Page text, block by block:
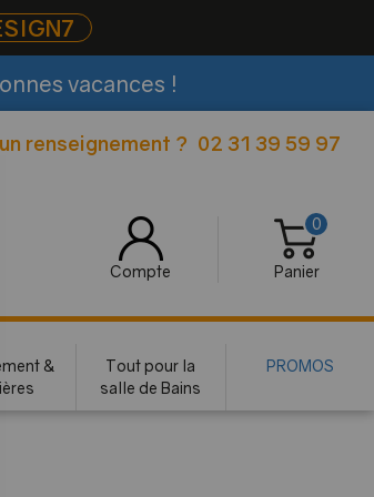
vacances !
renseignement ? 02 31 39 59 97
Compte
0
Panier
&
Tout pour la
salle de Bains
PROMOS